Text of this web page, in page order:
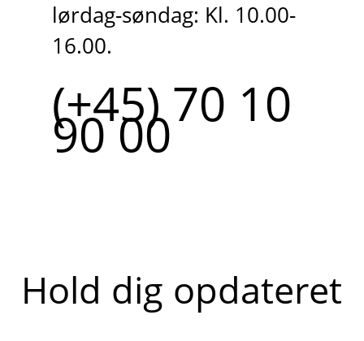
lørdag-søndag: Kl. 10.00-
16.00.
(+45) 70 10
90 00
Hold dig opdateret